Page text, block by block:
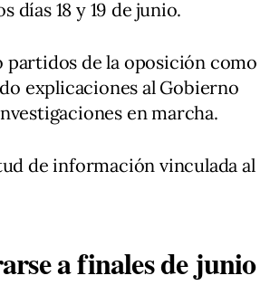
días 18 y 19 de junio.
partidos de la oposición como
explicaciones al Gobierno
en marcha.
de información vinculada al
a finales de junio